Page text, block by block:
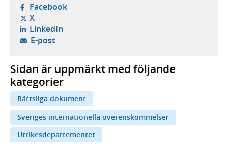
Facebook- öppnas i ny flik, extern webbplats,
X- öppnas i ny flik, extern webbplats,
LinkedIn- öppnas i ny flik, extern webbplats,
E-post- öppnar din e-postklient,
Sidan är uppmärkt med följande
kategorier
Rättsliga dokument
Sveriges internationella överenskommelser
Utrikesdepartementet